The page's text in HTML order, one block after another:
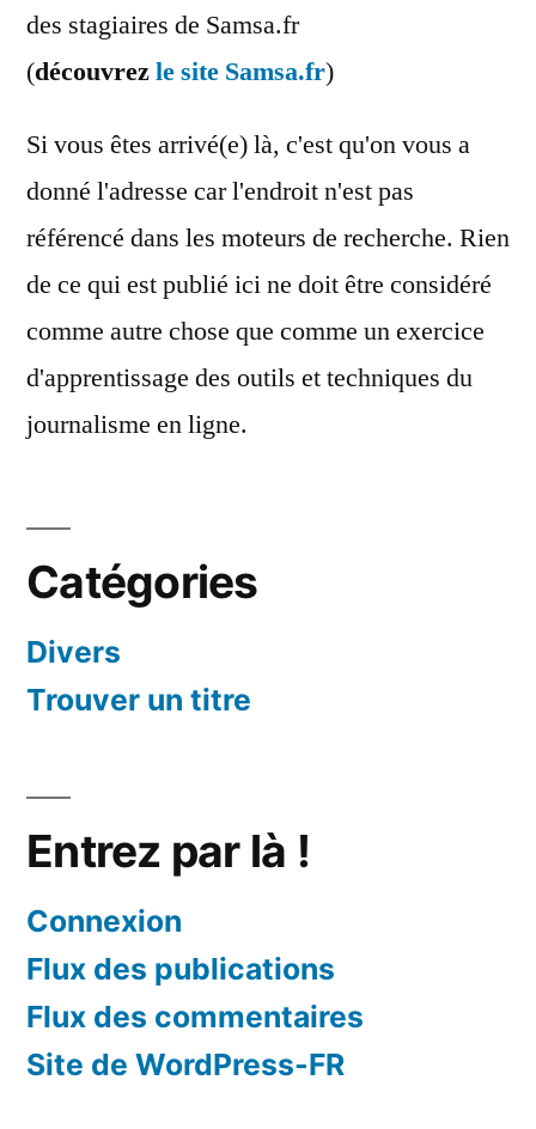
des stagiaires de Samsa.fr
(découvrezle site Samsa.fr)
Si vous êtes arrivé(e) là, c'est qu'on vous a
donné l'adresse car l'endroit n'est pas
référencé dans les moteurs de recherche. Rien
de ce qui est publié ici ne doit être considéré
comme autre chose que comme un exercice
d'apprentissage des outils et techniques du
journalisme en ligne.
Catégories
Divers
Trouver un titre
Entrez par là !
Connexion
Flux des publications
Flux des commentaires
Site de WordPress-FR